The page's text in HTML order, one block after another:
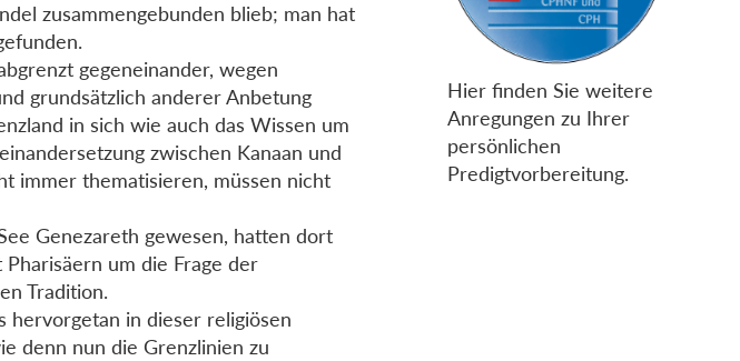
zusammengebunden blieb; man hat
gegeneinander, wegen
grundsätzlich anderer Anbetung
in sich wie auch das Wissen um
zwischen Kanaan und
immer thematisieren, müssen nicht
Genezareth gewesen, hatten dort
um die Frage der
Tradition.
hervorgetan in dieser religiösen
denn nun die Grenzlinien zu
Hier finden Sie weitere
Anregungen zu Ihrer
persönlichen
Predigtvorbereitung.